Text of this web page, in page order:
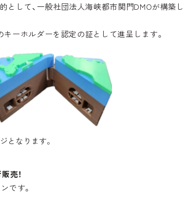
として、一般社団法人海峡都市関門DMOが構築し
ーホルダーを認定の証として進呈します。
となります。
売！
です。